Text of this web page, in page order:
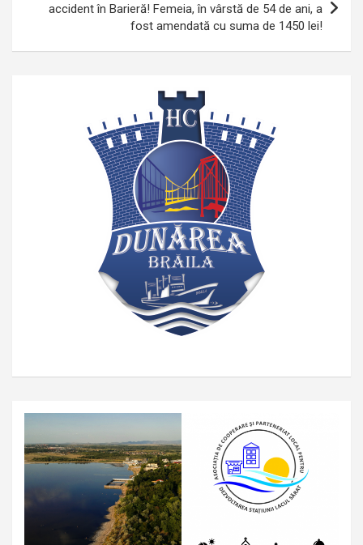
accident în Barieră! Femeia, în vârstă de 54 de ani, a
fost amendată cu suma de 1450 lei!